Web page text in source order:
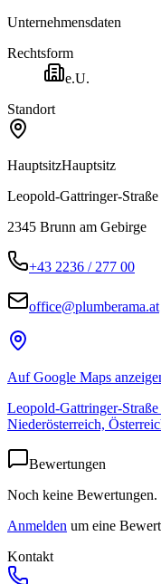
Unternehmensdaten
Rechtsform
e.U.
Standort
HauptsitzHauptsitz
Leopold-Gattringer-Straße
2345 Brunn am Gebirge
+43 2236 / 277 00
office@plumberama.at
Auf Google Maps
Leopold-Gattringer-
Niederösterreich,
Bewertungen
Noch keine Bewertungen.
Anmelden um eine
Kontakt